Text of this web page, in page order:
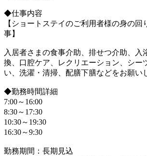
◆仕事内容
【ショートステイのご利用者様の身の回
事】
入居者さまの食事介助、排せつ介助、入
換、口腔ケア、レクリエーション、シー
い、洗濯・清掃、配膳下膳などをお願い
◆勤務時間詳細
7:00～16:00
8:30～17:30
10:30～19:30
16:30～9:30
勤務期間：長期見込